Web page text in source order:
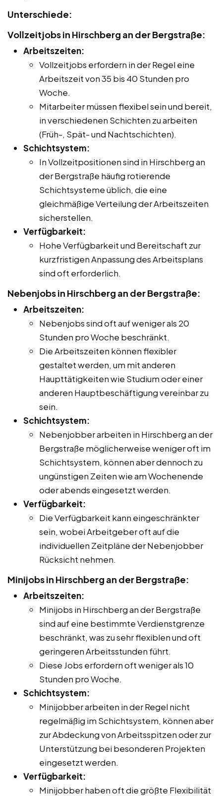
Unterschiede:
Vollzeitjobs in Hirschberg an der Bergstraße:
Arbeitszeiten:
Vollzeitjobs erfordern in der Regel eine
Arbeitszeit von 35 bis 40 Stunden pro
Woche.
Mitarbeiter müssen flexibel sein und bereit,
in verschiedenen Schichten zu arbeiten
(Früh-, Spät- und Nachtschichten).
Schichtsystem:
In Vollzeitpositionen sind in Hirschberg an
der Bergstraße häufig rotierende
Schichtsysteme üblich, die eine
gleichmäßige Verteilung der Arbeitszeiten
sicherstellen.
Verfügbarkeit:
Hohe Verfügbarkeit und Bereitschaft zur
kurzfristigen Anpassung des Arbeitsplans
sind oft erforderlich.
Nebenjobs in Hirschberg an der Bergstraße:
Arbeitszeiten:
Nebenjobs sind oft auf weniger als 20
Stunden pro Woche beschränkt.
Die Arbeitszeiten können flexibler
gestaltet werden, um mit anderen
Haupttätigkeiten wie Studium oder einer
anderen Hauptbeschäftigung vereinbar zu
sein.
Schichtsystem:
Nebenjobber arbeiten in Hirschberg an der
Bergstraße möglicherweise weniger oft im
Schichtsystem, können aber dennoch zu
ungünstigen Zeiten wie am Wochenende
oder abends eingesetzt werden.
Verfügbarkeit:
Die Verfügbarkeit kann eingeschränkter
sein, wobei Arbeitgeber oft auf die
individuellen Zeitpläne der Nebenjobber
Rücksicht nehmen.
Minijobs in Hirschberg an der Bergstraße:
Arbeitszeiten:
Minijobs in Hirschberg an der Bergstraße
sind auf eine bestimmte Verdienstgrenze
beschränkt, was zu sehr flexiblen und oft
geringeren Arbeitsstunden führt.
Diese Jobs erfordern oft weniger als 10
Stunden pro Woche.
Schichtsystem:
Minijobber arbeiten in der Regel nicht
regelmäßig im Schichtsystem, können aber
zur Abdeckung von Arbeitsspitzen oder zur
Unterstützung bei besonderen Projekten
eingesetzt werden.
Verfügbarkeit:
Minijobber haben oft die größte Flexibilität